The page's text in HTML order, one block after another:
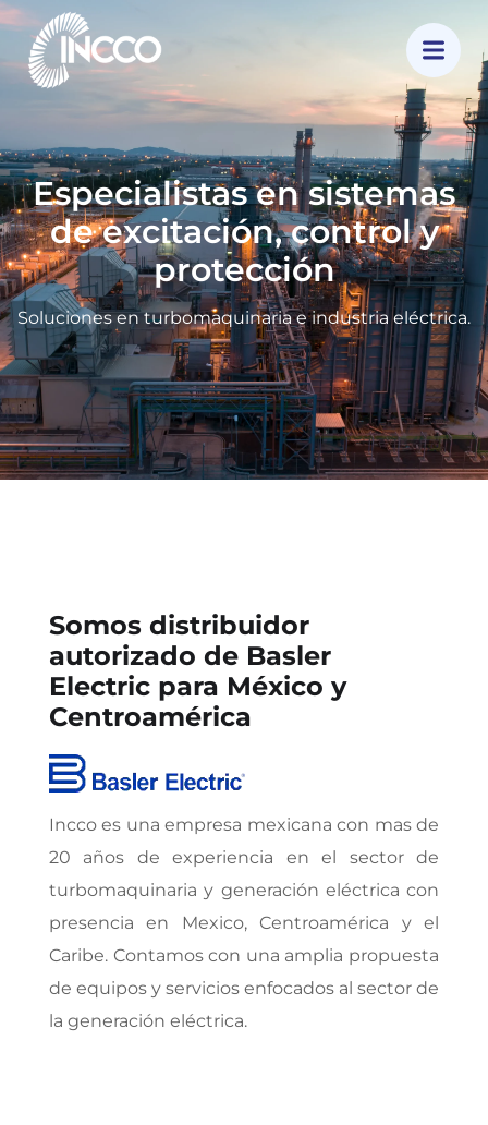
Especialistas en sistemas
de excitación, control y
protección
Soluciones en turbomaquinaria e industria eléctrica.
Somos distribuidor
autorizado de Basler
Electric para México y
Centroamérica
Incco es una empresa mexicana con mas de
20 años de experiencia en el sector de
turbomaquinaria y generación eléctrica con
presencia en Mexico, Centroamérica y el
Caribe. Contamos con una amplia propuesta
de equipos y servicios enfocados al sector de
la generación eléctrica.